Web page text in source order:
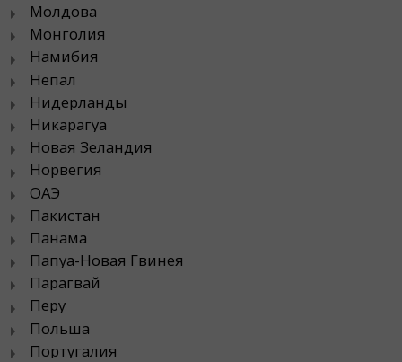
Молдова
Монголия
Намибия
Непал
Нидерланды
Никарагуа
Новая Зеландия
Норвегия
ОАЭ
Пакистан
Панама
Папуа-Новая Гвинея
Парагвай
Перу
Польша
Португалия